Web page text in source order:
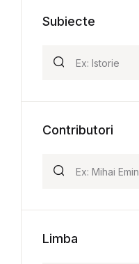
Subiecte
Contributori
Limba